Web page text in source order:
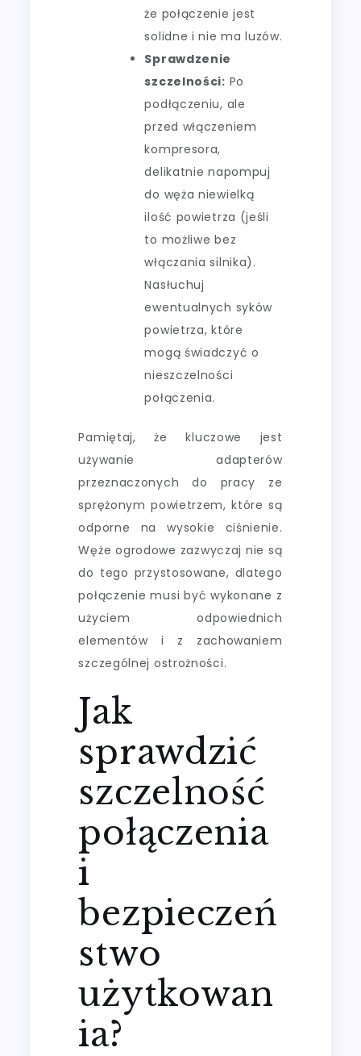
że połączenie jest
solidne i nie ma luzów.
Sprawdzenie
szczelności: Po
podłączeniu, ale
przed włączeniem
kompresora,
delikatnie napompuj
do węża niewielką
ilość powietrza (jeśli
to możliwe bez
włączania silnika).
Nasłuchuj
ewentualnych syków
powietrza, które
mogą świadczyć o
nieszczelności
połączenia.
Pamiętaj, że kluczowe jest
używanie adapterów
przeznaczonych do pracy ze
sprężonym powietrzem, które są
odporne na wysokie ciśnienie.
Węże ogrodowe zazwyczaj nie są
do tego przystosowane, dlatego
połączenie musi być wykonane z
użyciem odpowiednich
elementów i z zachowaniem
szczególnej ostrożności.
Jak
sprawdzić
szczelność
połączenia
i
bezpieczeń
stwo
użytkowan
ia?